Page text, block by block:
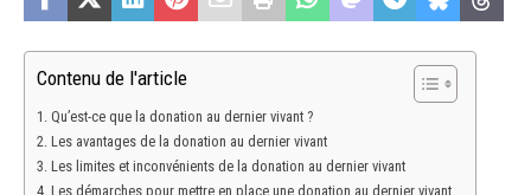
Contenu de l'article
Qu’est-ce que la donation au dernier vivant ?
Les avantages de la donation au dernier vivant
Les limites et inconvénients de la donation au dernier vivant
Les démarches pour mettre en place une donation au dernier vivant